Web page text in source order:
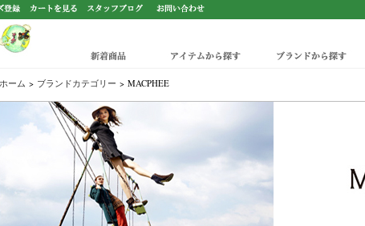
ホーム > ブランドカテゴリー > MACPHEE